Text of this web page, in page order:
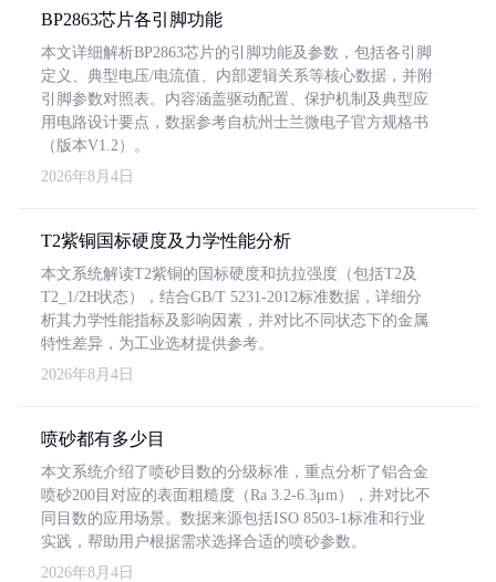
BP2863芯片各引脚功能
本文详细解析BP2863芯片的引脚功能及参数，包括各引脚
定义、典型电压/电流值、内部逻辑关系等核心数据，并附
引脚参数对照表。内容涵盖驱动配置、保护机制及典型应
用电路设计要点，数据参考自杭州士兰微电子官方规格书
（版本V1.2）。
2026年8月4日
T2紫铜国标硬度及力学性能分析
本文系统解读T2紫铜的国标硬度和抗拉强度（包括T2及
T2_1/2H状态），结合GB/T 5231-2012标准数据，详细分
析其力学性能指标及影响因素，并对比不同状态下的金属
特性差异，为工业选材提供参考。
2026年8月4日
喷砂都有多少目
本文系统介绍了喷砂目数的分级标准，重点分析了铝合金
喷砂200目对应的表面粗糙度（Ra 3.2-6.3μm），并对比不
同目数的应用场景。数据来源包括ISO 8503-1标准和行业
实践，帮助用户根据需求选择合适的喷砂参数。
2026年8月4日